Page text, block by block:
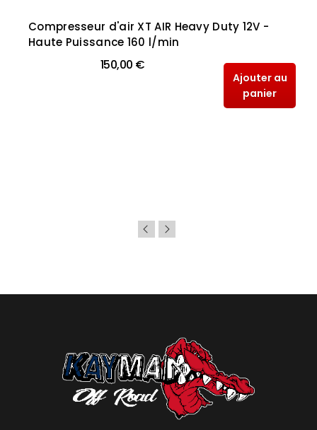
Compresseur d'air XT AIR Heavy Duty 12V -
Haute Puissance 160 l/min
150,00 €
Ajouter au
panier